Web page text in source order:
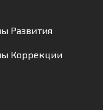
Развития
Коррекции